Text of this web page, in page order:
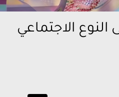
النوع الاجتماعي